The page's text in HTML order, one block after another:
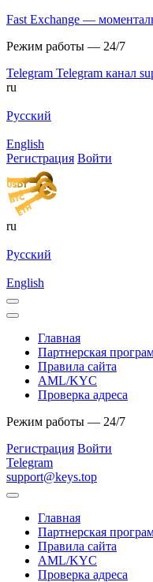
Fast Exchange —
Режим работы — 24/7
Telegram Telegram канал
ru
Русский
English
Регистрация Войти
ru
Русский
English
Главная
Партнерская
Правила сайта
AML/KYC
Проверка адреса
Режим работы — 24/7
Регистрация Войти
Telegram
support@keys.top
Главная
Партнерская
Правила сайта
AML/KYC
Проверка адреса